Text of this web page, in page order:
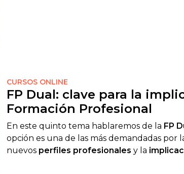
CURSOS ONLINE
FP Dual: clave para la
Formación Profesional
En este quinto tema hablaremos de la FP
opción es una de las más demandadas por
nuevos perfiles profesionales y la